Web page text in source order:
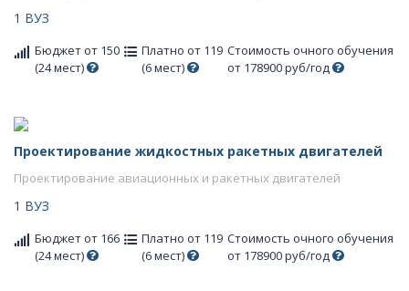
1 ВУЗ
Бюджет от 150
(24 мест)
Платно от 119
(6 мест)
Стоимость очного обучения
от 178900 руб/год
Проектирование жидкостных ракетных двигателей
Проектирование авиационных и ракетных двигателей
1 ВУЗ
Бюджет от 166
(24 мест)
Платно от 119
(6 мест)
Стоимость очного обучения
от 178900 руб/год